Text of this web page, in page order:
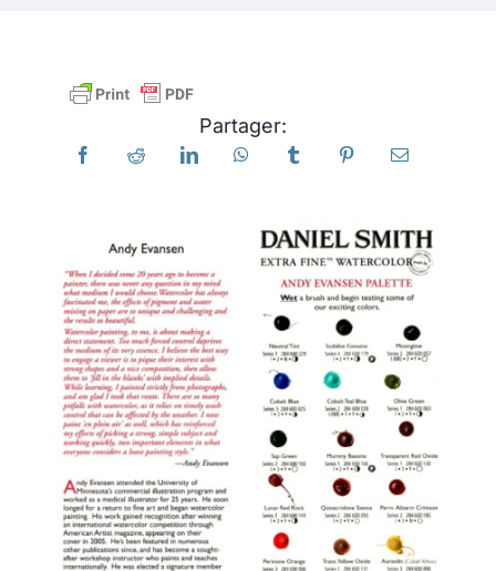
Ressources
Trouver un détaillant
Contactez-nous
S'abonner
Partager: